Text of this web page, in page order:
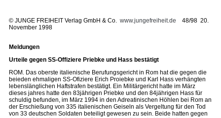
© JUNGE FREIHEIT Verlag GmbH & Co. www.jungefreiheit.de 48/98 20.
November 1998
Meldungen
Urteile gegen SS-Offiziere Priebke und Hass bestätigt
ROM. Das oberste italienische Berufungsgericht in Rom hat die gegen die
beieden ehmaligen SS-Ofiziere Erich Proiebke und Karl Hass verhängten
lebenslänglichen Haftstrafen bestätigt. Ein Militärgericht hatte im März
dieses jahres hatte den 83jährigen Priebke und den 84jährigen Hass für
schuldig befunden, im März 1994 in den Adreatinischen Höhlen bei Rom an
der Erschießung von 335 italienischen Geiseln als Vergeltung für den Tod
von 33 deutschen Soldaten beteiligt gewesen zu sein. Beide hatten gegen